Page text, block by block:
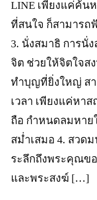
LINE เพียงแค่ค้น
ที่สนใจ ก็สามารถ
3. นั่งสมาธิ การนั่
จิต ช่วยให้จิตใจส
ทำบุญที่ยิ่งใหญ่ ส
เวลา เพียงแค่หา
ถือ กำหนดลมหาย
สม่ำเสมอ 4. สวด
ระลึกถึงพระคุณข
และพระสงฆ์ […]